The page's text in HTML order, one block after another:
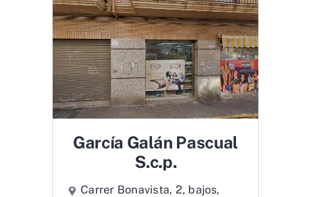
García Galán Pascual
S.c.p.
Carrer Bonavista, 2, bajos,